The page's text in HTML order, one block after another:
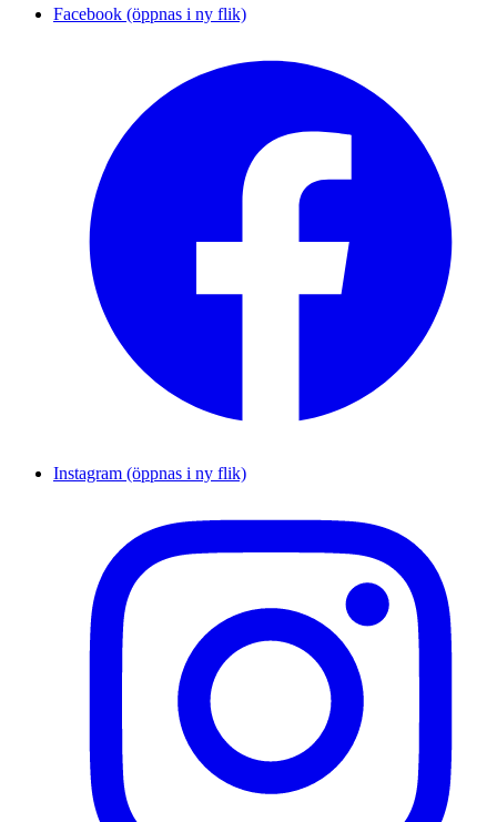
Facebook (öppnas i ny flik)
Instagram (öppnas i ny flik)